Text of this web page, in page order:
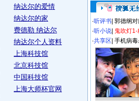
纳达尔的爱情
纳达尔的家
费德勒 纳达尔
纳达尔个人资料
上海科技馆
北京科技馆
中国科技馆
上海大师杯官网
·听评书 郭德纲
·听小说 鬼吹灯
·共享区 手机病